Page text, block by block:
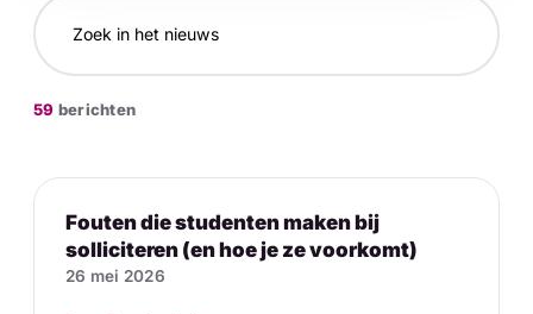
59 berichten
Fouten die studenten maken bij
solliciteren (en hoe je ze voorkomt)
26 mei 2026